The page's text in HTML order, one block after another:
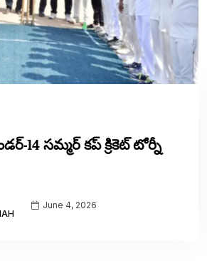
14 సమ్మర్ కప్ క్రికెట్ టోర్నీ
June 4, 2026